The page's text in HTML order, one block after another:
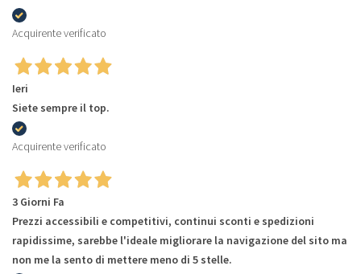
Acquirente verificato
Ieri
Siete sempre il top.
Acquirente verificato
3 Giorni Fa
Prezzi accessibili e competitivi, continui sconti e spedizioni
rapidissime, sarebbe l'ideale migliorare la navigazione del sito ma
non me la sento di mettere meno di 5 stelle.